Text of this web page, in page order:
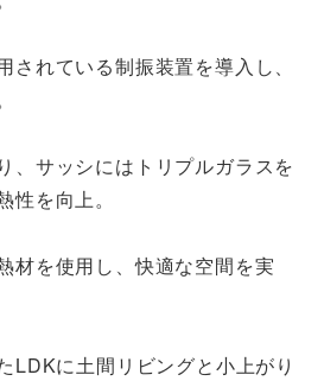
されている制振装置を導入し、
、サッシにはトリプルガラスを
を向上。
材を使用し、快適な空間を実
LDKに土間リビングと小上がり